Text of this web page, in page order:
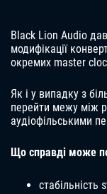
Black Lion Audio
модифікації
окремих master
Як і у випадку з
перейти межу між
аудіофільськими
Що справді може
стабільність